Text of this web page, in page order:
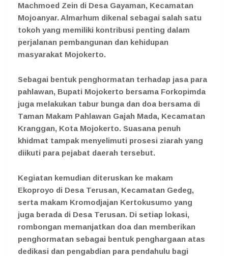
Machmoed Zein di Desa Gayaman, Kecamatan
Mojoanyar. Almarhum dikenal sebagai salah satu
tokoh yang memiliki kontribusi penting dalam
perjalanan pembangunan dan kehidupan
masyarakat Mojokerto.
Sebagai bentuk penghormatan terhadap jasa para
pahlawan, Bupati Mojokerto bersama Forkopimda
juga melakukan tabur bunga dan doa bersama di
Taman Makam Pahlawan Gajah Mada, Kecamatan
Kranggan, Kota Mojokerto. Suasana penuh
khidmat tampak menyelimuti prosesi ziarah yang
diikuti para pejabat daerah tersebut.
Kegiatan kemudian diteruskan ke makam
Ekoproyo di Desa Terusan, Kecamatan Gedeg,
serta makam Kromodjajan Kertokusumo yang
juga berada di Desa Terusan. Di setiap lokasi,
rombongan memanjatkan doa dan memberikan
penghormatan sebagai bentuk penghargaan atas
dedikasi dan pengabdian para pendahulu bagi